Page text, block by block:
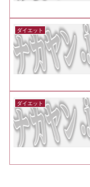
ダイエット
ダイエット